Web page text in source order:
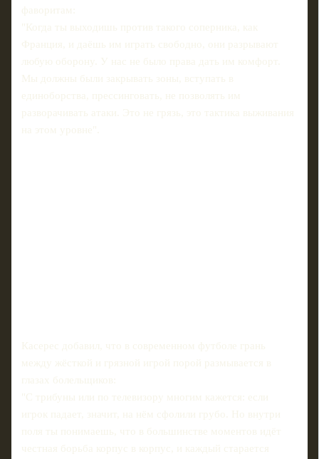
фаворитам:
"Когда ты выходишь против такого соперника, как
Франция, и даёшь им играть свободно, они разрывают
любую оборону. У нас не было права дать им комфорт.
Мы должны были закрывать зоны, вступать в
единоборства, прессинговать, не позволять им
разворачивать атаки. Это не грязь, это тактика выживания
на этом уровне".
Касерес добавил, что в современном футболе грань
между жёсткой и грязной игрой порой размывается в
глазах болельщиков:
"С трибуны или по телевизору многим кажется: если
игрок падает, значит, на нём сфолили грубо. Но внутри
поля ты понимаешь, что в большинстве моментов идёт
честная борьба корпус в корпус, и каждый старается